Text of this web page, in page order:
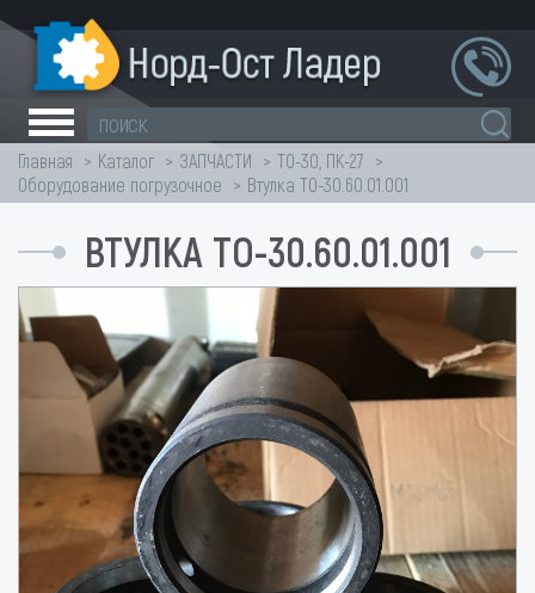
Главная Каталог ЗАПЧАСТИ
ТО-30, ПК-27
Оборудование погрузочное
Втулка ТО-30.60.01.001
ВТУЛКА ТО-30.60.01.001